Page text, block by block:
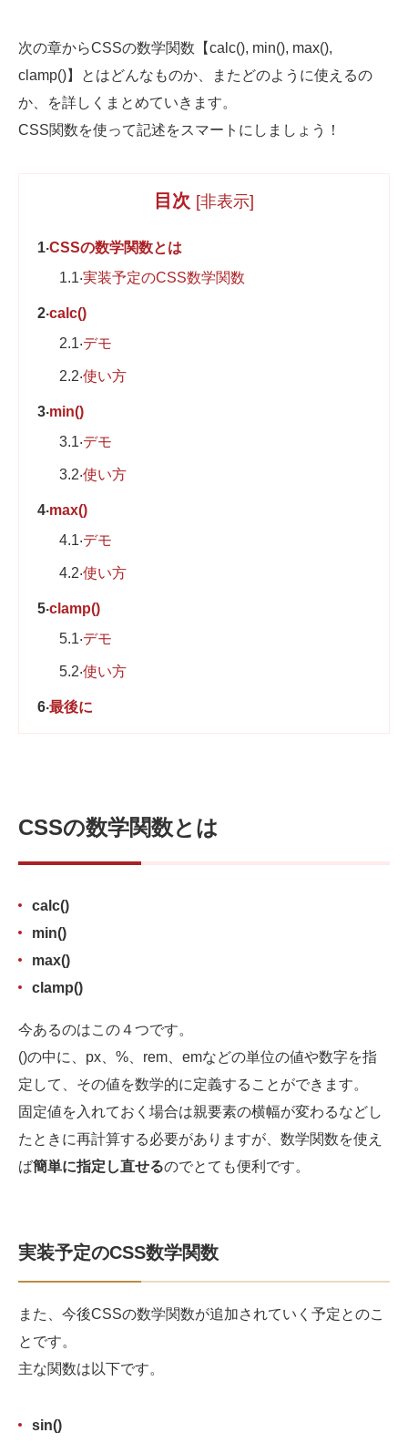
次の章からCSSの数学関数【calc(), min(), max(),
clamp()】とはどんなものか、またどのように使えるの
か、を詳しくまとめていきます。
CSS関数を使って記述をスマートにしましょう！
目次 [非表示]
1CSSの数学関数とは
1.1実装予定のCSS数学関数
2calc()
2.1デモ
2.2使い方
3min()
3.1デモ
3.2使い方
4max()
4.1デモ
4.2使い方
5clamp()
5.1デモ
5.2使い方
6最後に
CSSの数学関数とは
calc()
min()
max()
clamp()
今あるのはこの４つです。
()の中に、px、%、rem、emなどの単位の値や数字を指
定して、その値を数学的に定義することができます。
固定値を入れておく場合は親要素の横幅が変わるなどし
たときに再計算する必要がありますが、数学関数を使え
ば簡単に指定し直せるのでとても便利です。
実装予定のCSS数学関数
また、今後CSSの数学関数が追加されていく予定とのこ
とです。
主な関数は以下です。
sin()